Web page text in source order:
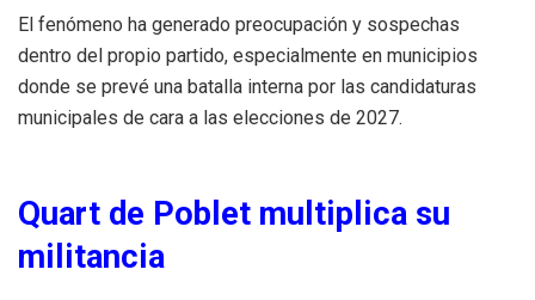
El fenómeno ha generado preocupación y sospechas
dentro del propio partido, especialmente en municipios
donde se prevé una batalla interna por las candidaturas
municipales de cara a las elecciones de 2027.
Quart de Poblet multiplica su
militancia